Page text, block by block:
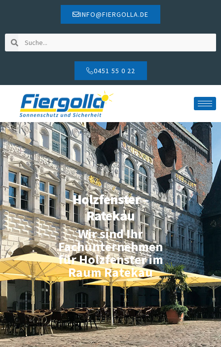
INFO@FIERGOLLA.DE
0451 55 0 22
Holzfenster –
Ratekau
Wir sind Ihr
Fachunternehmen
für Holzfenster im
Raum Ratekau